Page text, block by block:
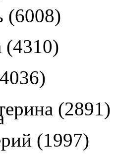
(6008)
(4310)
(2891)
(1997)